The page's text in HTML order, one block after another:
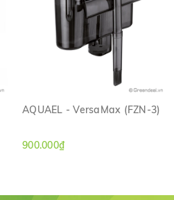
AQUAEL - VersaMax (FZN-3)
900.000₫